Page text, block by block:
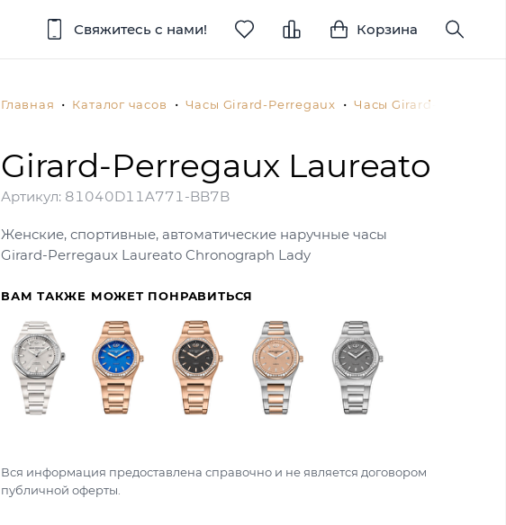
Свяжитесь с нами! Корзина
Главная Каталог часов Часы Girard-Perregaux Часы Girard-Perregaux
Girard-Perregaux Laureato
Артикул: 81040D11A771-BB7B
Женские, спортивные, автоматические наручные часы
Girard-Perregaux Laureato Chronograph Lady
ВАМ ТАКЖЕ МОЖЕТ ПОНРАВИТЬСЯ
Вся информация предоставлена справочно и не является договором
публичной оферты.